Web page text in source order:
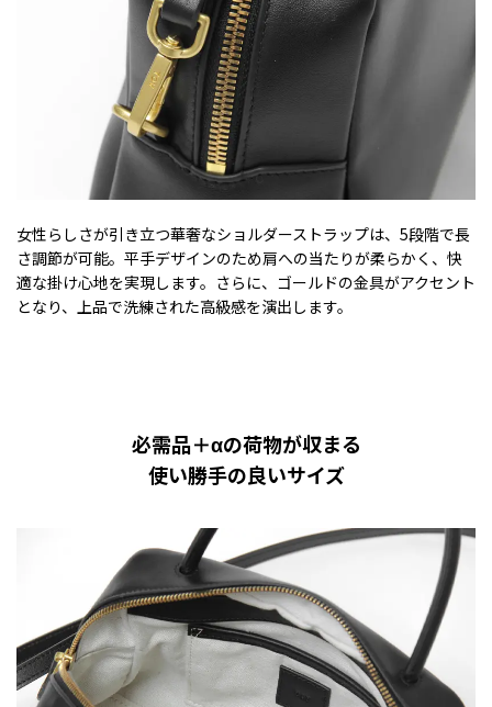
女性らしさが引き立つ華奢なショルダーストラップは、5段階で長
さ調節が可能。平手デザインのため肩への当たりが柔らかく、快
適な掛け心地を実現します。さらに、ゴールドの金具がアクセント
となり、上品で洗練された高級感を演出します。
必需品＋αの荷物が収まる
使い勝手の良いサイズ